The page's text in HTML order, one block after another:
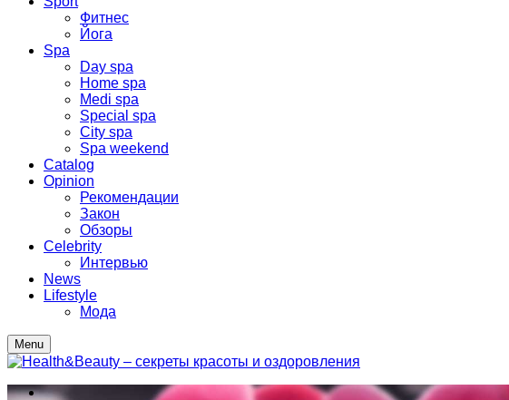
Фитнес
Йога
Spa
Day spa
Home spa
Medi spa
Special spa
City spa
Spa weekend
Catalog
Opinion
Рекомендации
Закон
Обзоры
Celebrity
Интервью
News
Lifestyle
Мода
Menu